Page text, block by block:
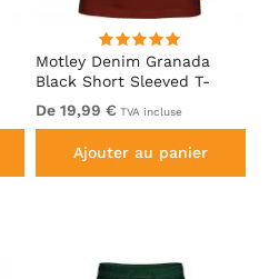
Motley Denim Granada
Black Short Sleeved T-
Shirt Red
De 19,99 € TVA incluse
Ajouter au panier